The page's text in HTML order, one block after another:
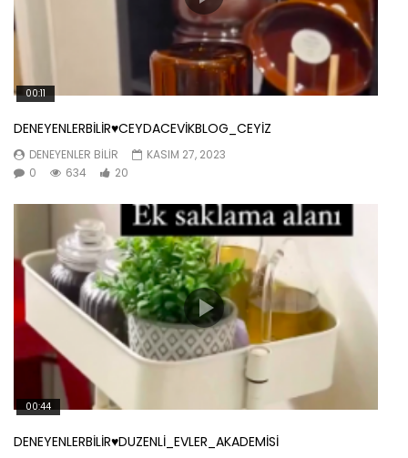
00:11
DENEYENLERBİLİR♥️CEYDACEVİKBLOG_CEYİZ
DENEYENLER BILIR
KASIM 27, 2023
0
634 20
00:44
DENEYENLERBİLİR♥️DUZENLİ_EVLER_AKADEMİSİ